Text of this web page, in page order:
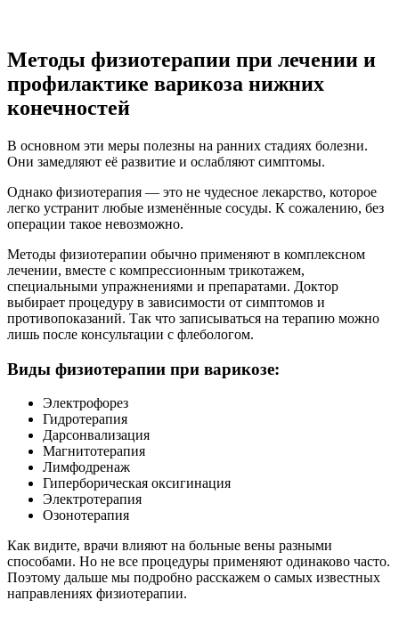
Методы физиотерапии при лечении и
профилактике варикоза нижних
конечностей
В основном эти меры полезны на ранних стадиях болезни.
Они замедляют её развитие и ослабляют симптомы.
Однако физиотерапия — это не чудесное лекарство, которое
легко устранит любые изменённые сосуды. К сожалению, без
операции такое невозможно.
Методы физиотерапии обычно применяют в комплексном
лечении, вместе с компрессионным трикотажем,
специальными упражнениями и препаратами. Доктор
выбирает процедуру в зависимости от симптомов и
противопоказаний. Так что записываться на терапию можно
лишь после консультации с флебологом.
Виды физиотерапии при варикозе:
Электрофорез
Гидротерапия
Дарсонвализация
Магнитотерапия
Лимфодренаж
Гиперборическая оксигинация
Электротерапия
Озонотерапия
Как видите, врачи влияют на больные вены разными
способами. Но не все процедуры применяют одинаково часто.
Поэтому дальше мы подробно расскажем о самых известных
направлениях физиотерапии.